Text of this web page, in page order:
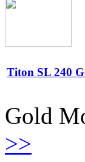
Titon SL 240
Gold
>>